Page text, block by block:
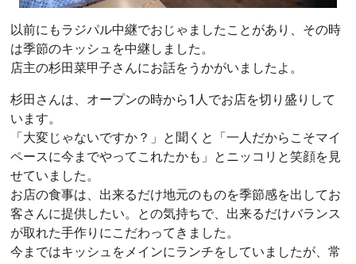
以前にもラジパル中継でおじゃましたことがあり、その時
は季節のキッシュを中継しました。
店主の杉田菜甲子さんにお話をうかがいましたよ。
杉田さんは、オープンの時から1人でお店を切り盛りして
います。
「大変じゃないですか？」と聞くと「一人だからこそマイ
ペースに今までやってこれたかも」とニッコリと笑顔を見
せていました。
お店の食事は、出来るだけ地元のものを季節感を出してお
客さんに提供したい。との気持ちで、出来るだけバランス
が取れた手作りにこだわってきました。
今まではキッシュをメインにランチをしていましたが、常